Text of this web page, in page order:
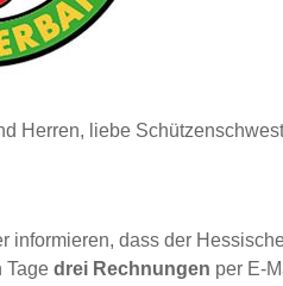
Herren, liebe
informieren, dass der
Tage drei Rechnungen per E-